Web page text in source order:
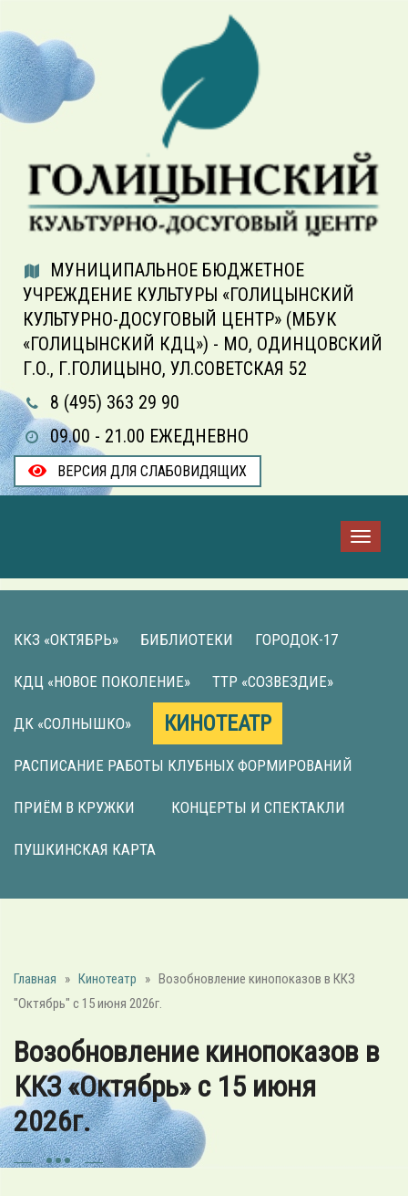
МУНИЦИПАЛЬНОЕ БЮДЖЕТНОЕ
УЧРЕЖДЕНИЕ КУЛЬТУРЫ «ГОЛИЦЫНСКИЙ
КУЛЬТУРНО-ДОСУГОВЫЙ ЦЕНТР» (МБУК
«ГОЛИЦЫНСКИЙ КДЦ») - МО, ОДИНЦОВСКИЙ
Г.О., Г.ГОЛИЦЫНО, УЛ.СОВЕТСКАЯ 52
8 (495) 363 29 90
09.00 - 21.00 ЕЖЕДНЕВНО
ВЕРСИЯ ДЛЯ СЛАБОВИДЯЩИХ
ККЗ «ОКТЯБРЬ» БИБЛИОТЕКИ ГОРОДОК-17
КДЦ «НОВОЕ ПОКОЛЕНИЕ» ТТР «СОЗВЕЗДИЕ»
ДК «СОЛНЫШКО» КИНОТЕАТР
РАСПИСАНИЕ РАБОТЫ КЛУБНЫХ ФОРМИРОВАНИЙ
ПРИЁМ В КРУЖКИ КОНЦЕРТЫ И СПЕКТАКЛИ
ПУШКИНСКАЯ КАРТА
Главная » Кинотеатр » Возобновление кинопоказов в ККЗ
"Октябрь" с 15 июня 2026г.
Возобновление кинопоказов в
ККЗ «Октябрь» с 15 июня
2026г.